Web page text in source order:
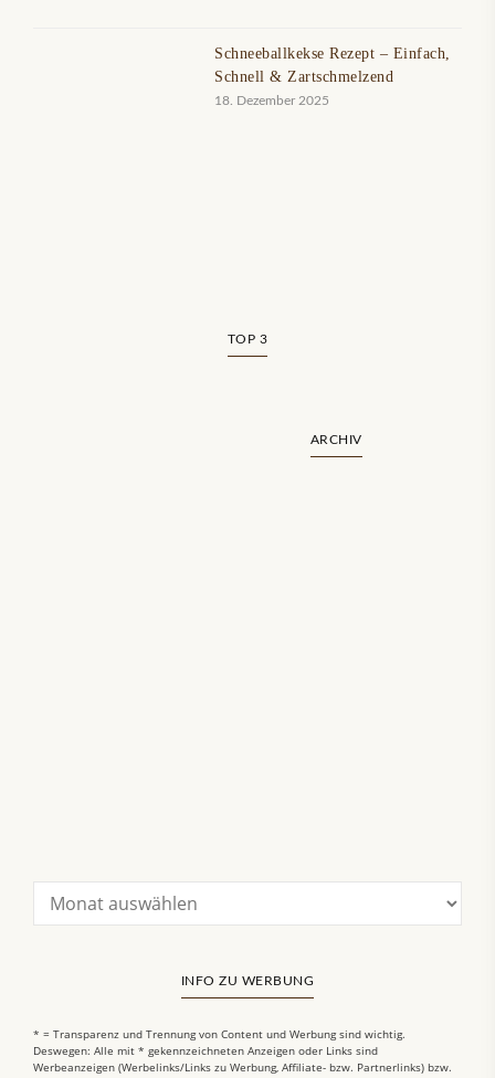
Schneeballkekse Rezept – Einfach,
Schnell & Zartschmelzend
18. Dezember 2025
TOP 3
ARCHIV
INFO ZU WERBUNG
* = Transparenz und Trennung von Content und Werbung sind wichtig.
Deswegen: Alle mit * gekennzeichneten Anzeigen oder Links sind
Werbeanzeigen (Werbelinks/Links zu Werbung, Affiliate- bzw. Partnerlinks) bzw.